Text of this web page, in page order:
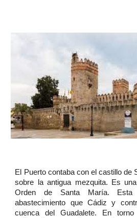
El Puerto contaba con el castillo de
sobre la antigua mezquita. Es
Orden de Santa María. Esta
abastecimiento que Cádiz y
cuenca del Guadalete. En